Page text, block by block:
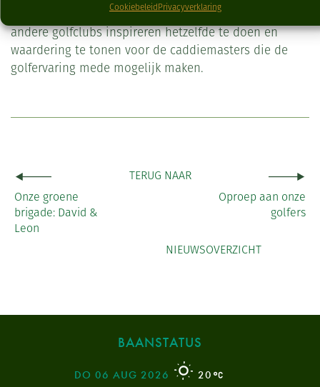
CookiebeleidPrivacyverklaring
van de Caddiemaster wil de golfbaan bovendien
andere golfclubs inspireren hetzelfde te doen en
waardering te tonen voor de caddiemasters die de
golfervaring mede mogelijk maken.
Onze groene
brigade: David &
Leon
Oproep aan onze
golfers
TERUG NAAR
NIEUWSOVERZICHT
BAANSTATUS
DO 06 AUG 2026
20